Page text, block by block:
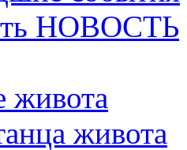
НОВОСТЬ
живота
живота